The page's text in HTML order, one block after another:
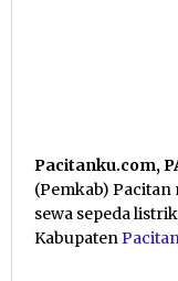
Pacitanku.com,
(Pemkab)
sewa sepeda
Kabupaten